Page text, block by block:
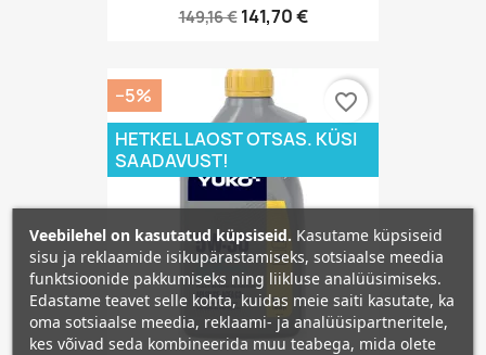
149,16 € 141,70 €
−5%
HETKEL LAOST OTSAS. KÜSI
SAADAVUST!
favorite_border
Veebilehel on kasutatud küpsiseid. Kasutame küpsiseid
sisu ja reklaamide isikupärastamiseks, sotsiaalse meedia
funktsioonide pakkumiseks ning liikluse analüüsimiseks.
Edastame teavet selle kohta, kuidas meie saiti kasutate, ka
oma sotsiaalse meedia, reklaami- ja analüüsipartneritele,
kes võivad seda kombineerida muu teabega, mida olete